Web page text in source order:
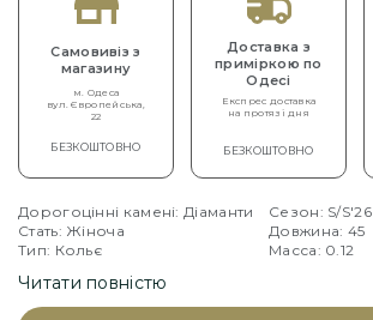
Самовивіз з
магазину
м. Одеса
вул. Європейська,
22
БЕЗКОШТОВНО
Доставка з
приміркою по
Одесі
Експрес доставка
на протязі дня
БЕЗКОШТОВНО
Дорогоцінні камені: Діаманти
Стать: Жіноча
Тип: Кольє
Сезон: S/S'26
Довжина: 45
Масса: 0.12
Читати повністю